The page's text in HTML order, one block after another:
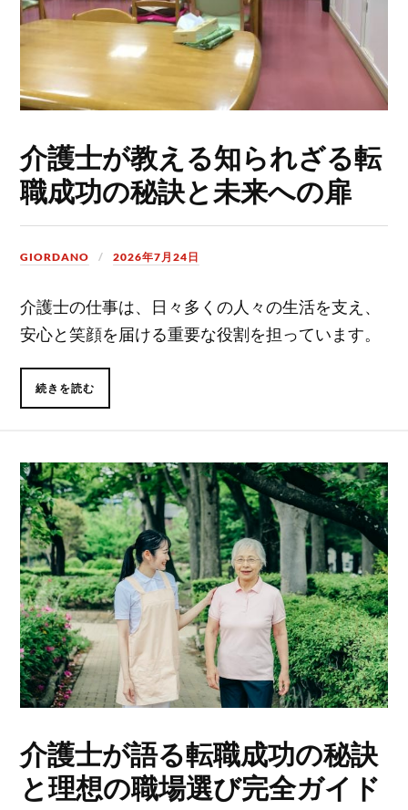
介護士が教える知られざる転
職成功の秘訣と未来への扉
GIORDANO 2026年7月24日
介護士の仕事は、日々多くの人々の生活を支え、
安心と笑顔を届ける重要な役割を担っています。
続きを読む
介護士が語る転職成功の秘訣
と理想の職場選び完全ガイド